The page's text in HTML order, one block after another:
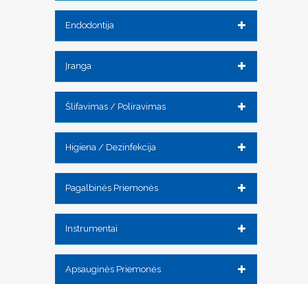
Endodontija
Įranga
Šlifavimas / Poliravimas
Higiena / Dezinfekcija
Pagalbinės Priemonės
Instrumentai
Apsauginės Priemonės